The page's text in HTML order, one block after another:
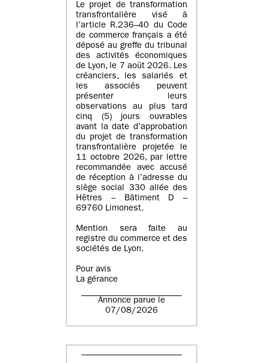
Le projet de transformation
transfrontalière visé à
l’article R.236–40 du Code
de commerce français a été
déposé au greffe du tribunal
des activités économiques
de Lyon, le 7 août 2026. Les
créanciers, les salariés et
les associés peuvent
présenter leurs
observations au plus tard
cinq (5) jours ouvrables
avant la date d’approbation
du projet de transformation
transfrontalière projetée le
11 octobre 2026, par lettre
recommandée avec accusé
de réception à l’adresse du
siège social 330 allée des
Hêtres – Bâtiment D –
69760 Limonest.
Mention sera faite au
registre du commerce et des
sociétés de Lyon.
Pour avis
La gérance
Annonce parue le
07/08/2026